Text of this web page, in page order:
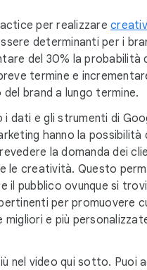
per realizzare
determinanti per i
del 30% la probabilità
termine e
brand a lungo termine.
i dati e gli strumenti di
hanno la possibilità
la domanda dei
le creatività. Questo
il pubblico ovunque si
per promuovere
migliori e più
nel video qui sotto. Puoi